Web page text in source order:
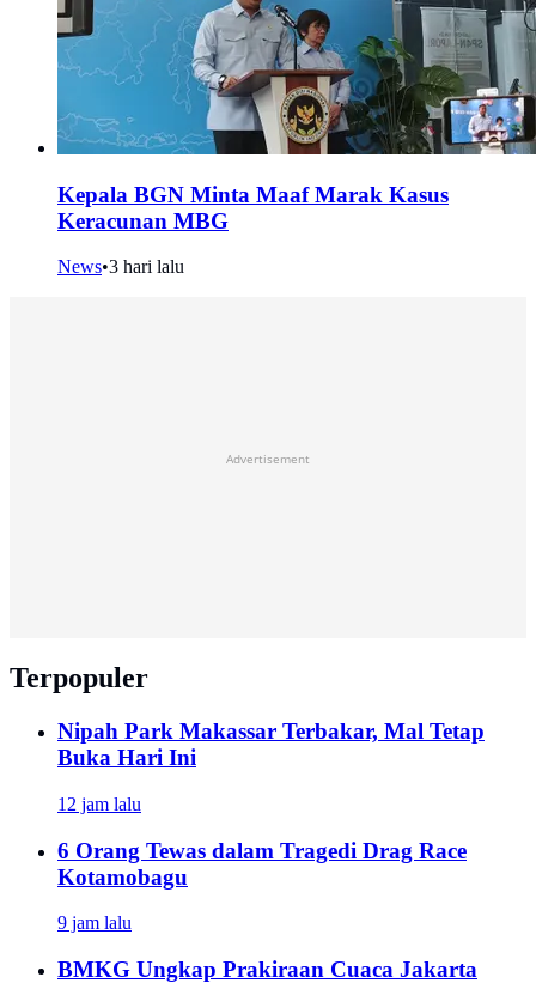
Kepala BGN Minta Maaf Marak Kasus
Keracunan MBG
News•3 hari lalu
Advertisement
Terpopuler
Nipah Park Makassar Terbakar, Mal Tetap
Buka Hari Ini
12 jam lalu
6 Orang Tewas dalam Tragedi Drag Race
Kotamobagu
9 jam lalu
BMKG Ungkap Prakiraan Cuaca Jakarta